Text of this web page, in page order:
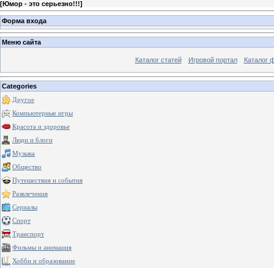
[Юмор - это серьезно!!!]
Форма входа
Меню сайта
Каталог статей Игровой портал Каталог
Categories
Другое
Компьютерные игры
Красота и здоровье
Люди и блоги
Музыка
Общество
Путешествия и события
Развлечения
Сериалы
Спорт
Транспорт
Фильмы и анимация
Хобби и образование